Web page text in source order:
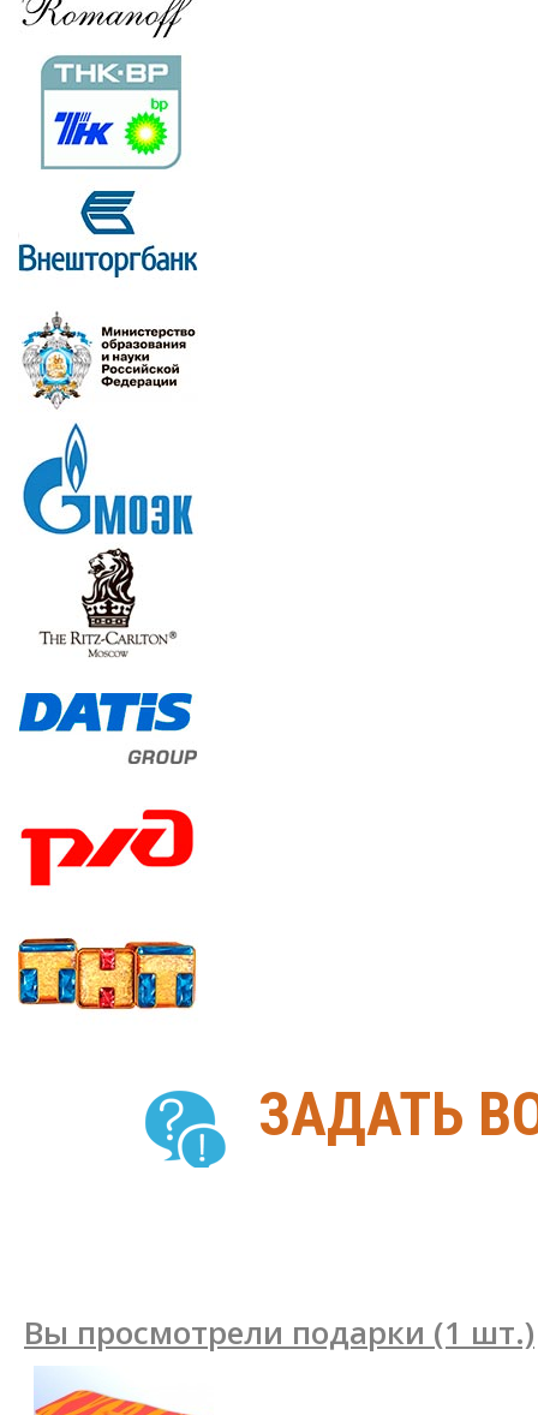
ЗАДАТЬ
Вы просмотрели подарки (1 шт.)